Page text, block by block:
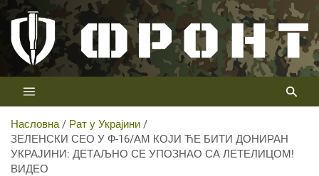
Скип
цонтент
Телевизија ФРОНТ
Први војни канал у Србији
Насловна
Рат у Украјини
ЗЕЛЕНСКИ СЕО У Ф-16/АМ КОЈИ ЋЕ БИТИ ДОНИРАН
УКРАЈИНИ: ДЕТАЉНО СЕ УПОЗНАО СА ЛЕТЕЛИЦОМ!
ВИДЕО